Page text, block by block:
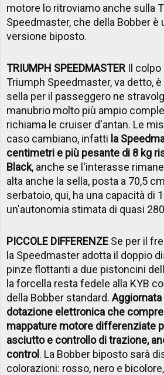
motore lo ritroviamo anche sulla
Speedmaster, che della Bobber è
versione biposto.
TRIUMPH SPEEDMASTER Il
Triumph Speedmaster, va detto,
sella per il passeggero ne
manubrio molto più ampio
richiama le cruiser d'antan. Le
caso cambiano, infatti la
centimetri e più pesante di 8 kg
Black, anche se l'interasse
alta anche la sella, posta a 70,5
serbatoio, qui, ha una capacità di
un'autonomia stimata di quasi
PICCOLE DIFFERENZE Se per il
la Speedmaster adotta il doppio
pinze flottanti a due pistoncini
la forcella resta fedele alla KYB
della Bobber standard.
dotazione elettronica che
mappature motore differenziate
asciutto e controllo di trazione,
control. La Bobber biposto sarà
colorazioni: rosso, nero e